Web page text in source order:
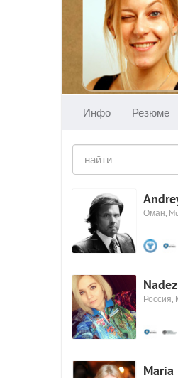
Инфо Резюме
Оман,
Россия,
Maria